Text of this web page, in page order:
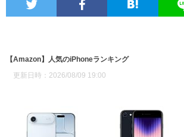
【Amazon】人気のiPhoneランキング
更新日時：2026/08/09 19:00